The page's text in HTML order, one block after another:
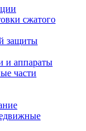
сжатого
защиты
и аппараты
части